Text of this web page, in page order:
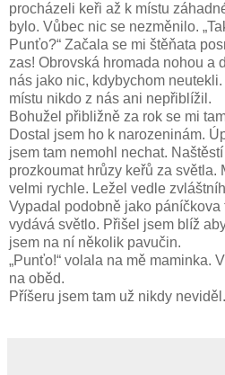
procházeli keři až k místu
bylo. Vůbec nic se nezměnilo.
Punťo?“ Začala se mi štěňata
zas! Obrovská hromada nohou a
nás jako nic, kdybychom
místu nikdo z nás ani nepřiblížil.
Bohužel přibližně za rok se mi
Dostal jsem ho k narozeninám.
jsem tam nemohl nechat.
prozkoumat hrůzy keřů za světla.
velmi rychle. Ležel vedle
Vypadal podobně jako páníčkova
vydává světlo. Přišel jsem blíž
jsem na ní několik pavučin.
„Punťo!“ volala na mě maminka.
na oběd.
Příšeru jsem tam už nikdy neviděl.